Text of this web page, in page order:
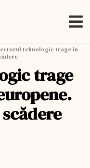
tehnologic trage în
trage